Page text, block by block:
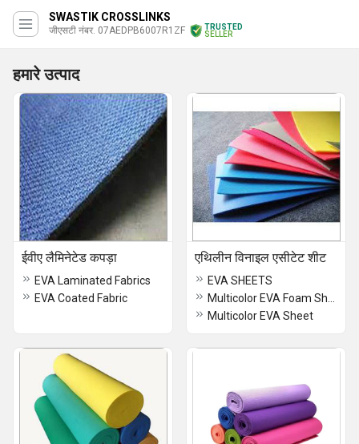
SWASTIK CROSSLINKS
जीएसटी नंबर. 07AEDPB6007R1ZF
TRUSTED
SELLER
हमारे उत्पाद
ईवीए लैमिनेटेड कपड़ा
EVA Laminated Fabrics
EVA Coated Fabric
एथिलीन विनाइल एसीटेट शीट
EVA SHEETS
Multicolor EVA Sheet